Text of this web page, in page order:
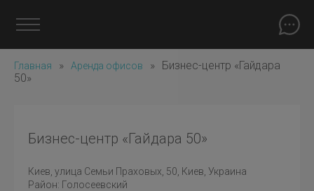
Главная » Аренда офисов »
Бизнес-центр «Гайдара
50»
Бизнес-центр «Гайдара 50»
Киев , улица Семьи Праховых, 50, Киев, Украина
Район: Голосеевский